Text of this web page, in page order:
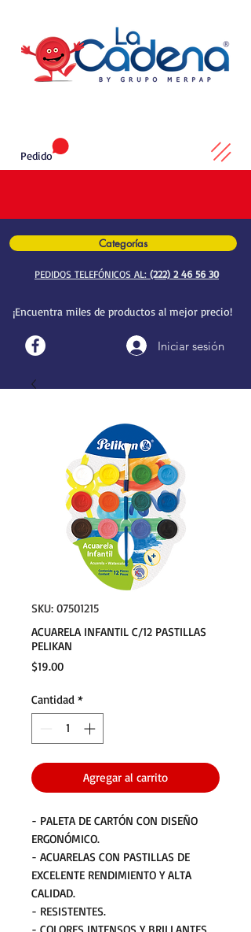
Categorías
PEDIDOS TELEFÓNICOS AL: (222) 2 46 56 30
¡Encuentra miles de productos al mejor precio!
Iniciar sesión
Pedido
SKU: 07501215
ACUARELA INFANTIL C/12 PASTILLAS
PELIKAN
$19.00Precio
Cantidad *
Agregar al carrito
- PALETA DE CARTÓN CON DISEÑO
ERGONÓMICO.
- ACUARELAS CON PASTILLAS DE
EXCELENTE RENDIMIENTO Y ALTA
CALIDAD.
- RESISTENTES.
- COLORES INTENSOS Y BRILLANTES.